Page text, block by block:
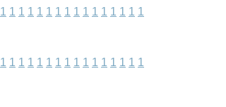
1 1 1 1 1 1 1 1 1 1 1 1 1 1 1 1
1 1 1 1 1 1 1 1 1 1 1 1 1 1 1 1